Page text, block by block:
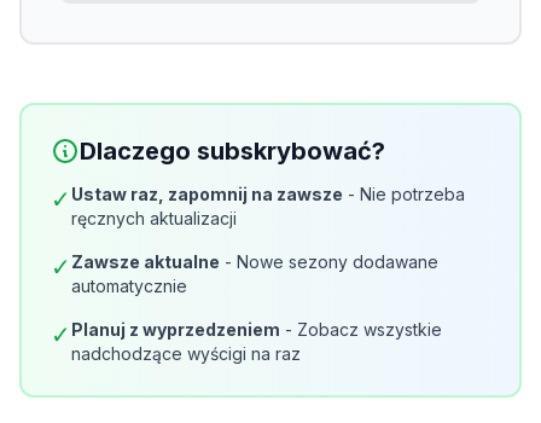
Dlaczego subskrybować?
✓ Ustaw raz, zapomnij na zawsze - Nie potrzeba
ręcznych aktualizacji
✓ Zawsze aktualne - Nowe sezony dodawane
automatycznie
✓ Planuj z wyprzedzeniem - Zobacz wszystkie
nadchodzące wyścigi na raz